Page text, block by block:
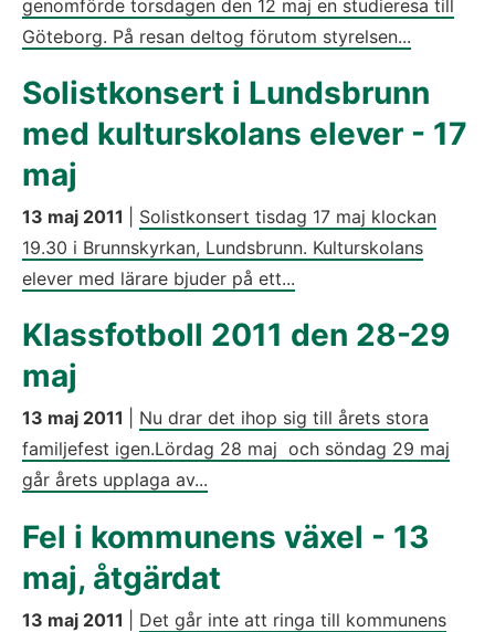
genomförde torsdagen den 12 maj en studieresa till
Göteborg. På resan deltog förutom styrelsen...
Solistkonsert i Lundsbrunn
med kulturskolans elever - 17
maj
13 maj 2011
Solistkonsert tisdag 17 maj klockan
19.30 i Brunnskyrkan, Lundsbrunn. Kulturskolans
elever med lärare bjuder på ett...
Klassfotboll 2011 den 28-29
maj
13 maj 2011
Nu drar det ihop sig till årets stora
familjefest igen.Lördag 28 maj och söndag 29 maj
går årets upplaga av...
Fel i kommunens växel - 13
maj, åtgärdat
13 maj 2011
Det går inte att ringa till kommunens